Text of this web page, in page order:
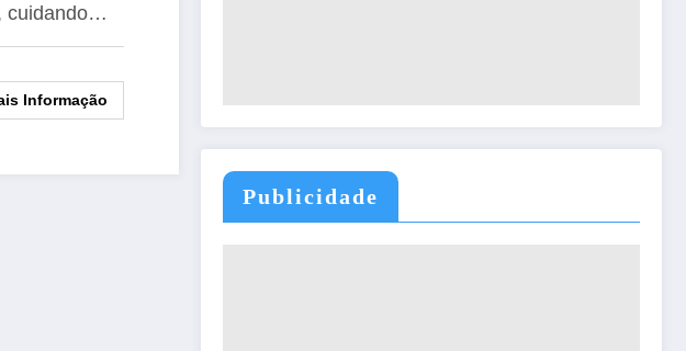
com
cuidando…
Informação
Publicidade